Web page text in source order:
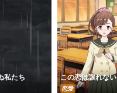
私たち この恋は譲れな
恋愛